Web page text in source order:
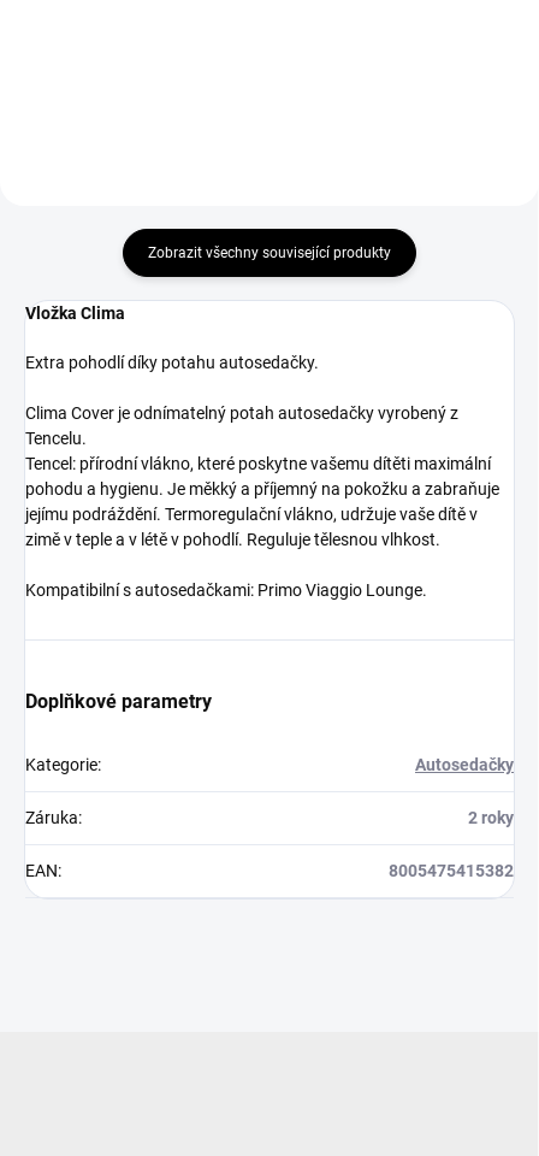
Zobrazit všechny související produkty
Vložka Clima
Extra pohodlí díky potahu autosedačky.
Clima Cover je odnímatelný potah autosedačky vyrobený z
Tencelu.
Tencel: přírodní vlákno, které poskytne vašemu dítěti maximální
pohodu a hygienu. Je měkký a příjemný na pokožku a zabraňuje
jejímu podráždění. Termoregulační vlákno, udržuje vaše dítě v
zimě v teple a v létě v pohodlí. Reguluje tělesnou vlhkost.
Kompatibilní s autosedačkami: Primo Viaggio Lounge.
Doplňkové parametry
Kategorie: Autosedačky
Záruka: 2 roky
EAN: 8005475415382